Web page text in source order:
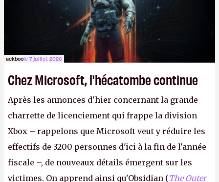
peut commencer à fantasmer.A.
ackboole 7 juillet 2026
Chez Microsoft, l'hécatombe continue
Après les annonces d'hier concernant la grande
charrette de licenciement qui frappe la division
Xbox – rappelons que Microsoft veut y réduire les
effectifs de 3200 personnes d'ici à la fin de l'année
fiscale –, de nouveaux détails émergent sur les
victimes. On apprend ainsi qu'Obsidian (The Outer